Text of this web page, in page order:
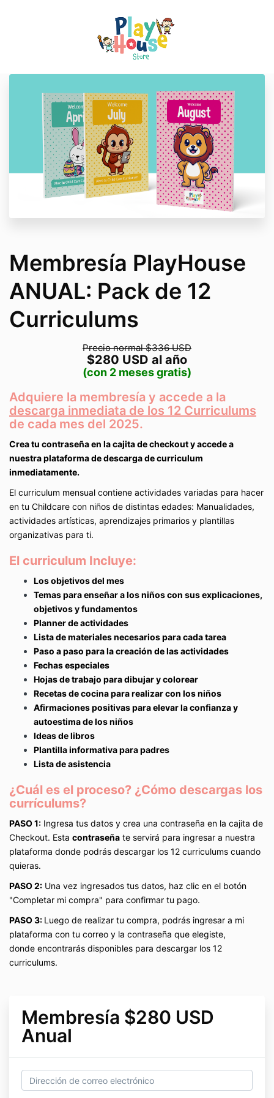
Membresía PlayHouse
ANUAL: Pack de 12
Curriculums
Precio normal $336 USD
$280 USD al año
(con 2 meses gratis)
Adquiere la membresía y accede a la
descarga inmediata de los 12 Curriculums
de cada mes del 2025.
Crea tu contraseña en la cajita de checkout y accede a
nuestra plataforma de descarga de curriculum
inmediatamente.
El curriculum mensual contiene actividades variadas para hacer
en tu Childcare con niños de distintas edades: Manualidades,
actividades artísticas, aprendizajes primarios y plantillas
organizativas para ti.
El curriculum Incluye:
Los objetivos del mes
Temas para enseñar a los niños con sus explicaciones,
objetivos y fundamentos
Planner de actividades
Lista de materiales necesarios para cada tarea
Paso a paso para la creación de las actividades
Fechas especiales
Hojas de trabajo para dibujar y colorear
Recetas de cocina para realizar con los niños
Afirmaciones positivas para elevar la confianza y
autoestima de los niños
Ideas de libros
Plantilla informativa para padres
Lista de asistencia
¿Cuál es el proceso? ¿Cómo descargas los
currículums?
PASO 1: Ingresa tus datos y crea una contraseña en la cajita de
Checkout. Esta contraseña te servirá para ingresar a nuestra
plataforma donde podrás descargar los 12 curriculums cuando
quieras.
PASO 2: Una vez ingresados tus datos, haz clic en el botón
"Completar mi compra" para confirmar tu pago.
PASO 3: Luego de realizar tu compra, podrás ingresar a mi
plataforma con tu correo y la contraseña que elegiste,
donde encontrarás disponibles para descargar los 12
curriculums.
Membresía $280 USD
Anual